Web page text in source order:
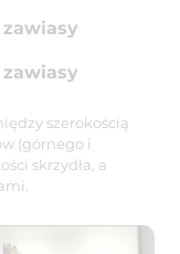
szerokością
(górnego i
skrzydła, a